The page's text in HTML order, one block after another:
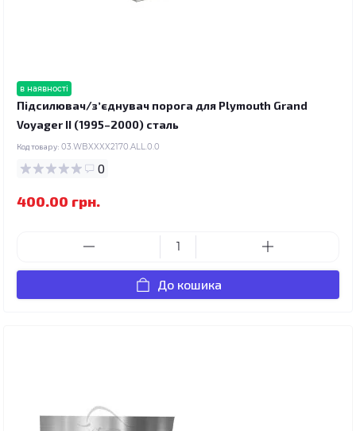
в наявності
Підсилювач/зʼєднувач порога для Plymouth Grand
Voyager II (1995–2000) сталь
Код товару: 03.WBXXXX2170.ALL.0.0
0
400.00 грн.
До кошика